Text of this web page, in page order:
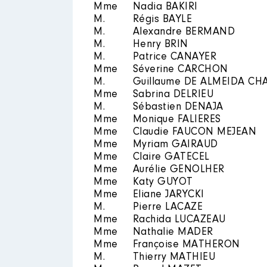
Rémunération ou gratification
Année
2018
Description : Conseil
Organisme: Crédit Mutuel │
Rémunération ou gratification
Année
2019 1 300 €
Mme
Nadia BAKIRI
M.
Régis BAYLE
M.
Alexandre BERMAND
M.
Henry BRIN
M.
Patrice CANAYER
Mme
Séverine CARCHON
M.
Guillaume DE ALMEIDA
Mme
Sabrina DELRIEU
M.
Sébastien DENAJA
Mme
Monique FALIERES
Mme
Claudie FAUCON MEJEAN
Mme
Myriam GAIRAUD
Mme
Claire GATECEL
Mme
Aurélie GENOLHER
Mme
Katy GUYOT
Mme
Eliane JARYCKI
M.
Pierre LACAZE
Mme
Rachida LUCAZEAU
Mme
Nathalie MADER
Mme
Françoise MATHERON
M.
Thierry MATHIEU